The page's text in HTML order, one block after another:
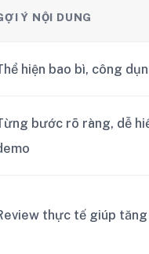
Ý NỘI DUNG
hiện bao bì, công
bước rõ ràng, dễ
thực tế giúp